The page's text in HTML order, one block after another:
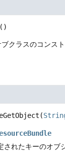
()
ブクラスのコンス
(
れたキーのオブ